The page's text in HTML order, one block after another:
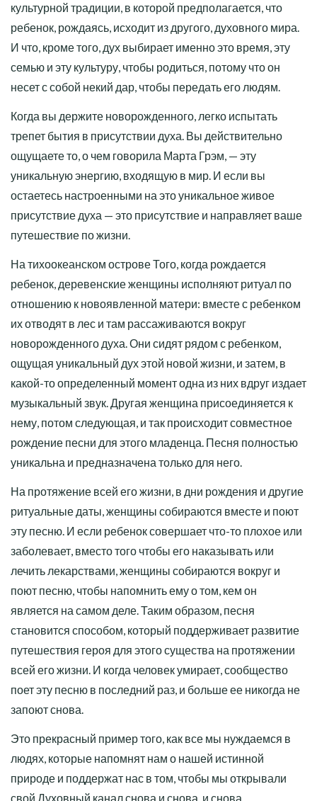
культурной традиции, в которой предполагается, что
ребенок, рождаясь, исходит из другого, духовного мира.
И что, кроме того, дух выбирает именно это время, эту
семью и эту культуру, чтобы родиться, потому что он
несет с собой некий дар, чтобы передать его людям.
Когда вы держите новорожденного, легко испытать
трепет бытия в присутствии духа. Вы действительно
ощущаете то, о чем говорила Марта Грэм, — эту
уникальную энергию, входящую в мир. И если вы
остаетесь настроенными на это уникальное живое
присутствие духа — это присутствие и направляет ваше
путешествие по жизни.
На тихоокеанском острове Того, когда рождается
ребенок, деревенские женщины исполняют ритуал по
отношению к новоявленной матери: вместе с ребенком
их отводят в лес и там рассаживаются вокруг
новорожденного духа. Они сидят рядом с ребенком,
ощущая уникальный дух этой новой жизни, и затем, в
какой-то определенный момент одна из них вдруг издает
музыкальный звук. Другая женщина присоединяется к
нему, потом следующая, и так происходит совместное
рождение песни для этого младенца. Песня полностью
уникальна и предназначена только для него.
На протяжение всей его жизни, в дни рождения и другие
ритуальные даты, женщины собираются вместе и поют
эту песню. И если ребенок совершает что-то плохое или
заболевает, вместо того чтобы его наказывать или
лечить лекарствами, женщины собираются вокруг и
поют песню, чтобы напомнить ему о том, кем он
является на самом деле. Таким образом, песня
становится способом, который поддерживает развитие
путешествия героя для этого существа на протяжении
всей его жизни. И когда человек умирает, сообщество
поет эту песню в последний раз, и больше ее никогда не
запоют снова.
Это прекрасный пример того, как все мы нуждаемся в
людях, которые напомнят нам о нашей истинной
природе и поддержат нас в том, чтобы мы открывали
свой Духовный канал снова и снова, и снова.